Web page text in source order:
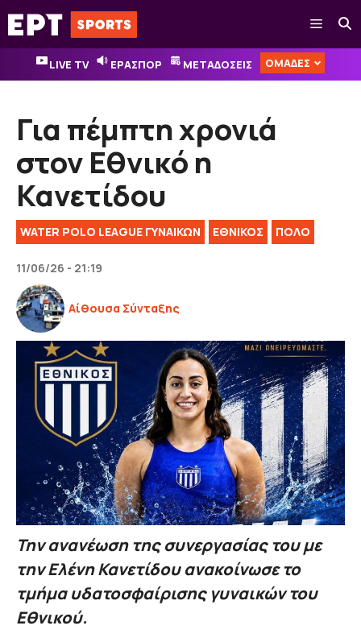
Μετάβαση
σε
περιεχόμενο
Μενού
LIVE TV ΕΡΑΣΠΟΡ ΜΕΤΑΔΟΣΕΙΣ ΟΜΑΔΕΣ
Για πέμπτη χρονιά
στον Εθνικό η
Κανετίδου
WATER POLO LEAGUE ΓΥΝΑΙΚΏΝ ΕΘΝΙΚΟΣ ΠΟΛΟ
11/06/26 - 21:19
Αίθουσα Σύνταξης
Την ανανέωση της συνεργασίας του με
την Ελένη Κανετίδου ανακοίνωσε το
τμήμα υδατοσφαίρισης γυναικών του
Εθνικού.